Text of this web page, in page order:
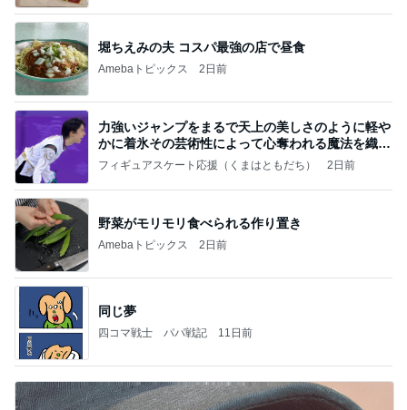
堀ちえみの夫 コスパ最強の店で昼食
Amebaトピックス 2日前
力強いジャンプをまるで天上の美しさのように軽や
かに着氷その芸術性によって心奪われる魔法を織り
なす
フィギュアスケート応援（くまはともだち） 2日前
野菜がモリモリ食べられる作り置き
Amebaトピックス 2日前
同じ夢
四コマ戦士 パパ戦記 11日前